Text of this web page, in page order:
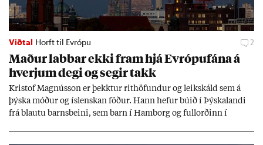
Viðtal Horft til Evrópu 2
Mað­ur labb­ar ekki fram hjá Evr­ópuf­ána á
hverj­um degi og seg­ir takk
Kri­stof Magnús­son er þekkt­ur rit­höf­und­ur og leik­skáld sem á
þýska móð­ur og ís­lensk­an föð­ur. Hann hef­ur bú­ið í Þýskalandi
frá blautu barns­beini, sem barn í Ham­borg og full­orð­inn í